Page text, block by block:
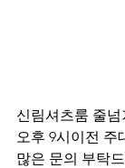
신림셔츠룸 줄
오후 9시이전 주
많은 문의 부탁